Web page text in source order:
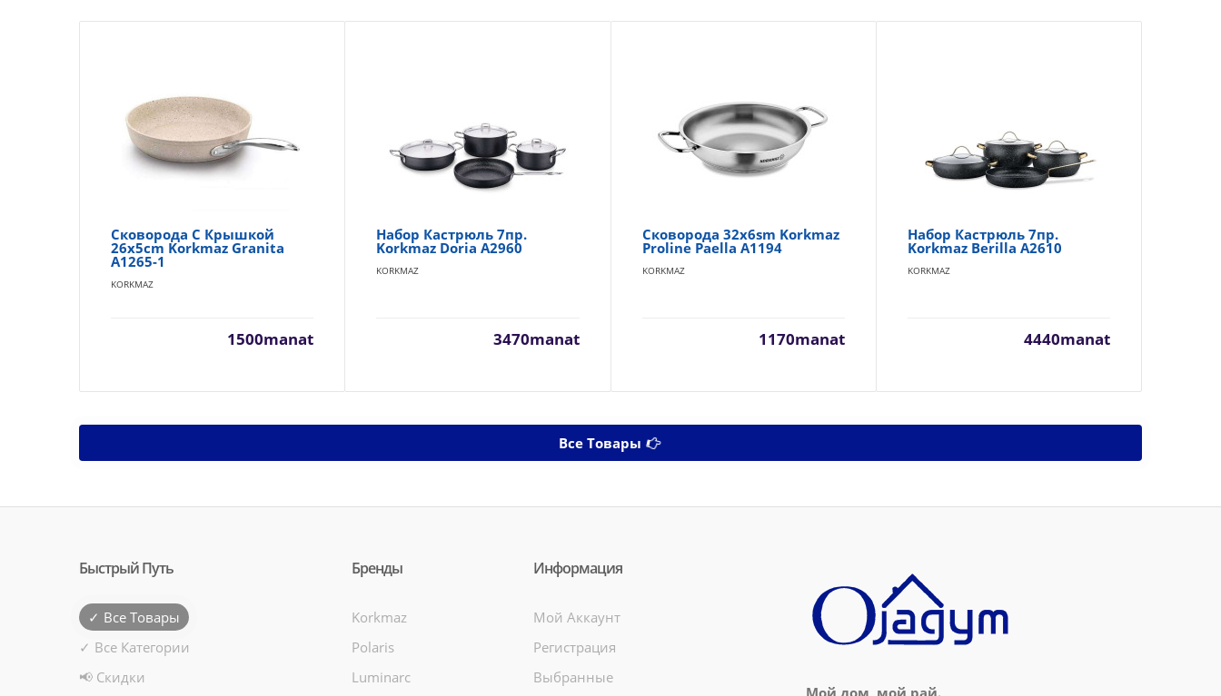
Сковорода С Крышкой
26x5cm Korkmaz Granita
A1265-1
KORKMAZ
1500manat
Набор Кастрюль 7пр.
Korkmaz Doria A2960
KORKMAZ
3470manat
Сковорода 32x6sm Korkmaz
Proline Paella A1194
KORKMAZ
1170manat
Набор Кастрюль 7пр.
Korkmaz Berilla A2610
KORKMAZ
4440manat
Все Товары
Быстрый Путь
✓ Все Товары
✓ Все Категории
📢 Скидки
Бренды
Korkmaz
Polaris
Luminarc
Информация
Мой Аккаунт
Регистрация
Выбранные
Мой дом, мой рай.